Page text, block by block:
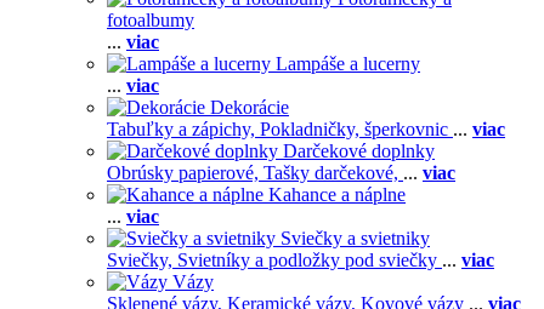
fotoalbumy
... viac
Lampáše a lucerny
... viac
Dekorácie
Tabuľky a zápichy, Pokladničky, šperkovnic ... viac
Darčekové doplnky
Obrúsky papierové, Tašky darčekové, ... viac
Kahance a náplne
... viac
Sviečky a svietniky
Sviečky, Svietníky a podložky pod sviečky ... viac
Vázy
Sklenené vázy, Keramické vázy, Kovové vázy ... viac